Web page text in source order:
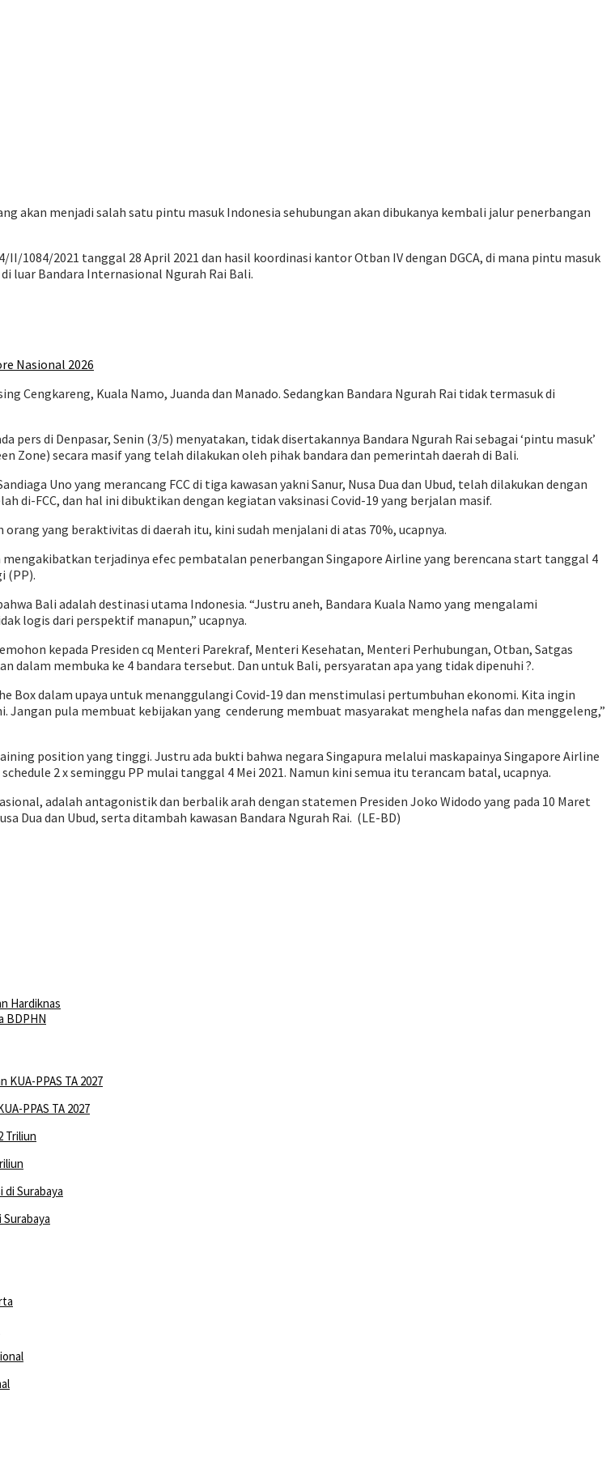
akan menjadi salah satu pintu masuk Indonesia sehubungan akan dibukanya kembali jalur penerbangan
1084/2021 tanggal 28 April 2021 dan hasil koordinasi kantor Otban IV dengan DGCA, di mana pintu masuk
luar Bandara Internasional Ngurah Rai Bali.
Nasional 2026
Cengkareng, Kuala Namo, Juanda dan Manado. Sedangkan Bandara Ngurah Rai tidak termasuk di
di Denpasar, Senin (3/5) menyatakan, tidak disertakannya Bandara Ngurah Rai sebagai ‘pintu masuk’
Zone) secara masif yang telah dilakukan oleh pihak bandara dan pemerintah daerah di Bali.
Uno yang merancang FCC di tiga kawasan yakni Sanur, Nusa Dua dan Ubud, telah dilakukan dengan
di-FCC, dan hal ini dibuktikan dengan kegiatan vaksinasi Covid-19 yang berjalan masif.
yang beraktivitas di daerah itu, kini sudah menjalani di atas 70%, ucapnya.
terjadinya efec pembatalan penerbangan Singapore Airline yang berencana start tanggal 4
(PP).
Bali adalah destinasi utama Indonesia. “Justru aneh, Bandara Kuala Namo yang mengalami
logis dari perspektif manapun,” ucapnya.
kepada Presiden cq Menteri Parekraf, Menteri Kesehatan, Menteri Perhubungan, Otban, Satgas
membuka ke 4 bandara tersebut. Dan untuk Bali, persyaratan apa yang tidak dipenuhi ?.
Box dalam upaya untuk menanggulangi Covid-19 dan menstimulasi pertumbuhan ekonomi. Kita ingin
pula membuat kebijakan yang cenderung membuat masyarakat menghela nafas dan menggeleng,”
position yang tinggi. Justru ada bukti bahwa negara Singapura melalui maskapainya Singapore Airline
2 x seminggu PP mulai tanggal 4 Mei 2021. Namun kini semua itu terancam batal, ucapnya.
adalah antagonistik dan berbalik arah dengan statemen Presiden Joko Widodo yang pada 10 Maret
Dua dan Ubud, serta ditambah kawasan Bandara Ngurah Rai. (LE-BD)
Hardiknas
BDPHN
PPAS TA 2027